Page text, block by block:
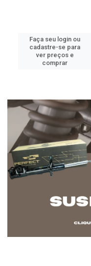
Faça seu login ou
cadastre-se para
ver preços e
comprar